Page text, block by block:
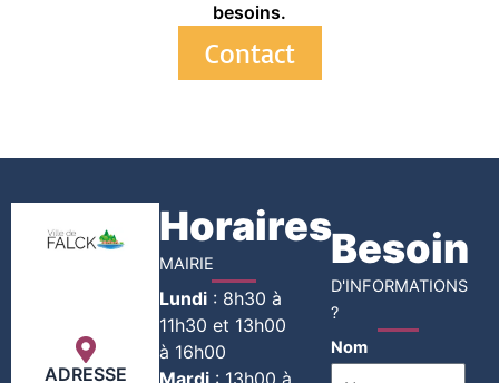
besoins.
Contact
ADRESSE
Horaires
MAIRIE
Lundi : 8h30 à
11h30 et 13h00
à 16h00
Mardi : 13h00 à
Besoin
D'INFORMATIONS
?
Nom